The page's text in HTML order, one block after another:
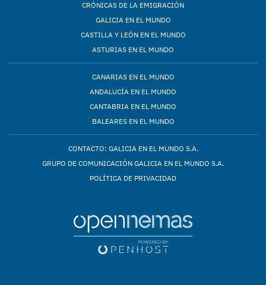
CRÓNICAS DE LA EMIGRACIÓN
GALICIA EN EL MUNDO
CASTILLA Y LEÓN EN EL MUNDO
ASTURIAS EN EL MUNDO
CANARIAS EN EL MUNDO
ANDALUCÍA EN EL MUNDO
CANTABRIA EN EL MUNDO
BALEARES EN EL MUNDO
CONTACTO: GALICIA EN EL MUNDO S.A.
GRUPO DE COMUNICACIÓN GALICIA EN EL MUNDO S.A.
POLÍTICA DE PRIVACIDAD